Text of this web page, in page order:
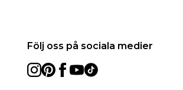
Följ oss på sociala medier